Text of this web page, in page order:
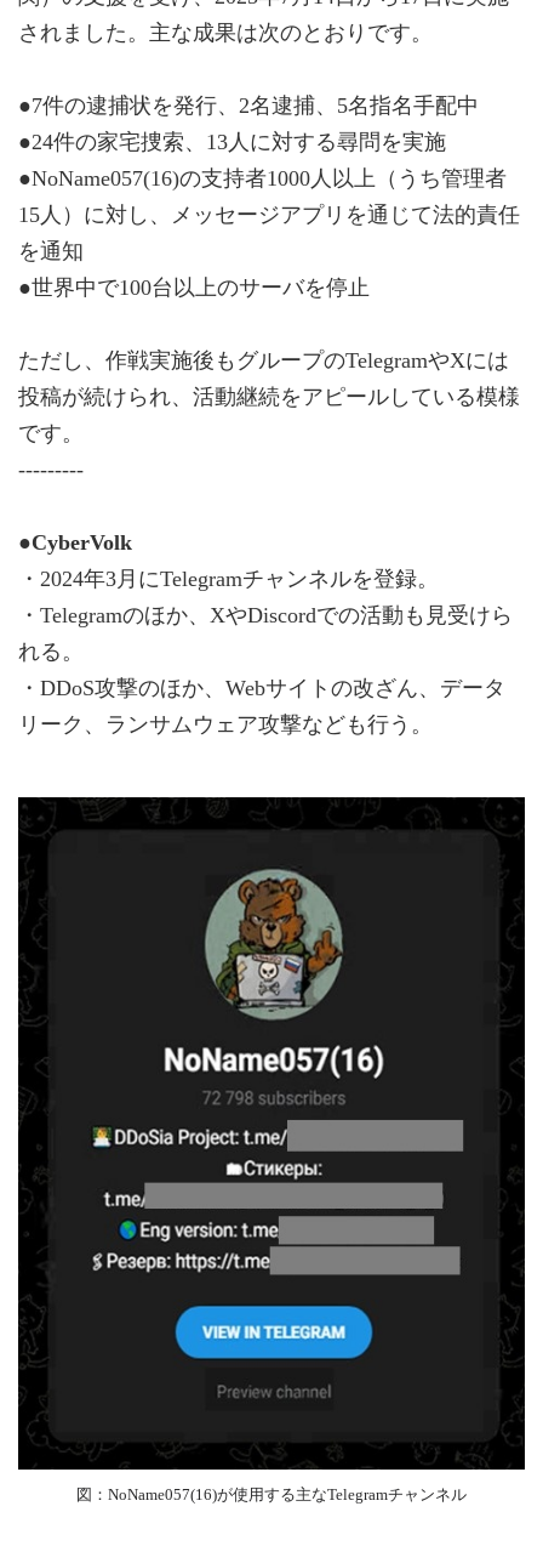
されました。主な成果は次のとおりです。
●7件の逮捕状を発行、2名逮捕、5名指名手配中
●24件の家宅捜索、13人に対する尋問を実施
●NoName057(16)の支持者1000人以上（うち管理者
15人）に対し、メッセージアプリを通じて法的責任
を通知
●世界中で100台以上のサーバを停止
ただし、作戦実施後もグループのTelegramやXには
投稿が続けられ、活動継続をアピールしている模様
です。
---------
●CyberVolk
・2024年3月にTelegramチャンネルを登録。
・Telegramのほか、XやDiscordでの活動も見受けら
れる。
・DDoS攻撃のほか、Webサイトの改ざん、データ
リーク、ランサムウェア攻撃なども行う。
図：NoName057(16)が使用する主なTelegramチャンネル